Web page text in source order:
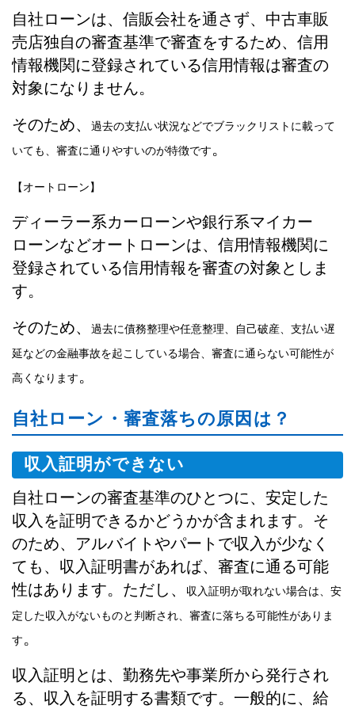
自社ローンは、信販会社を通さず、中古車販
売店独自の審査基準で審査をするため、信用
情報機関に登録されている信用情報は審査の
対象になりません。
そのため、
過去の支払い状況などでブラックリストに載って
いても、審査に通りやすいのが特徴です。
【オートローン】
ディーラー系カーローンや銀行系マイカー
ローンなどオートローンは、信用情報機関に
登録されている信用情報を審査の対象としま
す。
そのため、
過去に債務整理や任意整理、自己破産、支払い遅
延などの金融事故を起こしている場合、審査に通らない可能性が
高くなります。
自社ローン・審査落ちの原因は？
収入証明ができない
自社ローンの審査基準のひとつに、安定した
収入を証明できるかどうかが含まれます。そ
のため、アルバイトやパートで収入が少なく
ても、収入証明書があれば、審査に通る可能
性はあります。ただし、
収入証明が取れない場合は、安
定した収入がないものと判断され、審査に落ちる可能性がありま
す。
収入証明とは、勤務先や事業所から発行され
る、収入を証明する書類です。一般的に、給